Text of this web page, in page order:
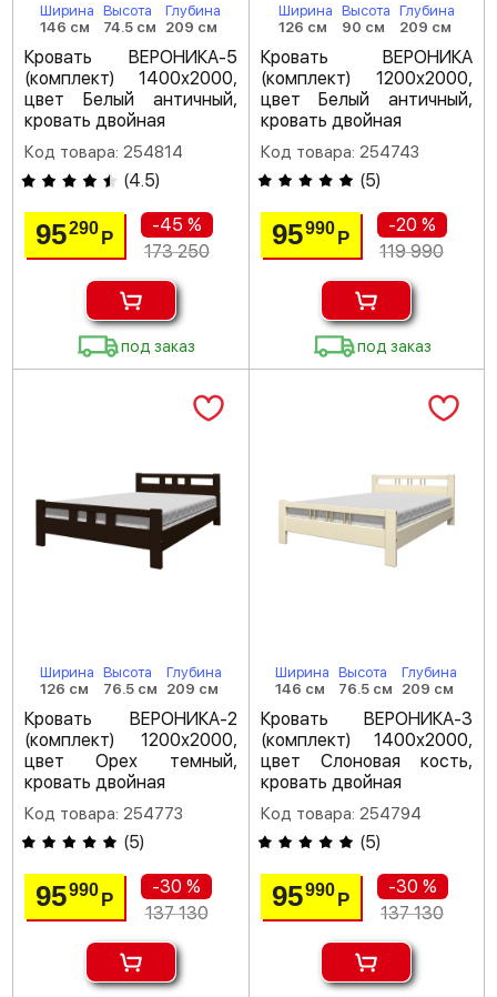
Ширина
146 см
Высота
74.5 см
Глубина
209 см
Кровать ВЕРОНИКА-5
(комплект) 1400х2000,
цвет Белый античный,
кровать двойная
Код товара: 254814
(4.5)
95290Р
-45 %
173 250
под заказ
Ширина
126 см
Высота
90 см
Глубина
209 см
Кровать ВЕРОНИКА
(комплект) 1200х2000,
цвет Белый античный,
кровать двойная
Код товара: 254743
(5)
95990 Р
-20 %
119 990
под заказ
Ширина
126 см
Высота
76.5 см
Глубина
209 см
Кровать ВЕРОНИКА-2
(комплект) 1200х2000,
цвет Орех темный,
кровать двойная
Код товара: 254773
(5)
95990Р
-30 %
137 130
Ширина
146 см
Высота
76.5 см
Глубина
209 см
Кровать ВЕРОНИКА-3
(комплект) 1400х2000,
цвет Слоновая кость,
кровать двойная
Код товара: 254794
(5)
95990 Р
-30 %
137 130